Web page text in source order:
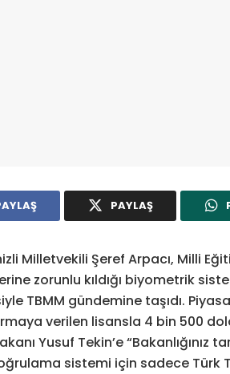
PAYLAŞ
Milletvekili Şeref Arpacı, Milli
zorunlu kıldığı biyometrik
TBMM gündemine taşıdı.
verilen lisansla 4 bin 500
Yusuf Tekin’e
sistemi için sadece Türk